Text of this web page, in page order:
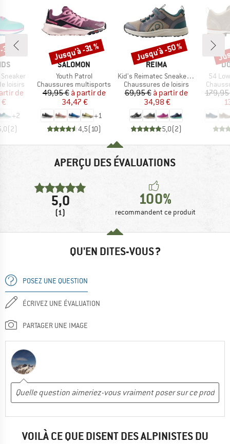
loisirs
réduit
de
+2
(2)
%
MARQUE
SALOMON
Article
Youth Patrol
Product group
Chaussures multisports
Prix
49,95 € Prix réduit
à partir de
34,47 €
+1
4,5(10)
Remise
Jusqu'à -31 %
MARQUE
REIMA
Article
Kid's Reimatec Sneakers Enkka
Product group
Chaussures de loisirs
Prix
69,95 € Prix réduit
à partir de
34,98 €
5,0(2)
Remise
Jusqu'à -50 %
Article
54
APERÇU DES ÉVALUATIONS
5,0
(1)
100%
recommandent ce produit
QU'EN DITES-VOUS ?
POSEZ UNE QUESTION
ÉCRIVEZ UNE ÉVALUATION
PARTAGER UNE IMAGE
VOILÀ CE QUE DISENT DES ALPINISTES DU